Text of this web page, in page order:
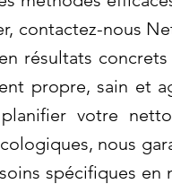
contactez-nous
résultats
propre, sain et
votre
nous
spécifiques